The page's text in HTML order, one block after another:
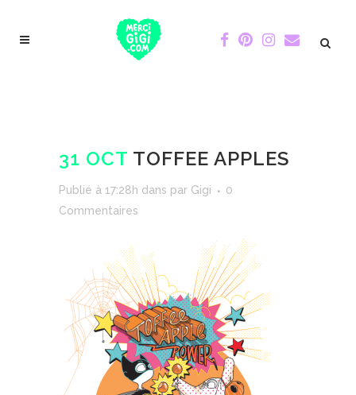
31 OCT TOFFEE APPLES
Publié à 17:28h dans par Gigi
0
Commentaires